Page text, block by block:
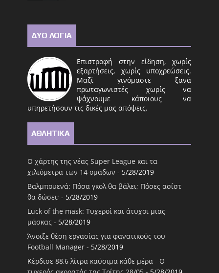
ΔΥΟ ΛΟΓΙΑ
Επιστροφή στην είδηση, χωρίς
εξαρτήσεις, χωρίς υποχρεώσεις.
Μαζί γινόμαστε ξανά
πρωταγωνιστές χωρίς να
ψάχνουμε κάποιους να
υπηρετήσουν τις δικές μας απόψεις.
ΑΘΛΗΤΙΚΑ
Ο χάρτης της νέας Super League και τα
χιλιόμετρα των 14 ομάδων - 5/28/2019
Βαλμπουενά: Πόσα γκολ θα βάλει; Πόσες ασίστ
θα δώσει; - 5/28/2019
Luck of the mask: Τυχεροί και άτυχοι μιας
μάσκας - 5/28/2019
Άνοιξε θέση εργασίας για φανατικούς του
Football Μanager - 5/28/2019
Κέρδισε 88,6 λίτρα καύσιμα κάθε μέρα - Ο